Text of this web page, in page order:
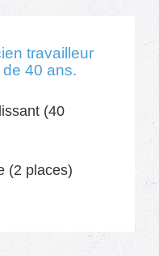
travailleur
40 ans.
(40
(2 places)